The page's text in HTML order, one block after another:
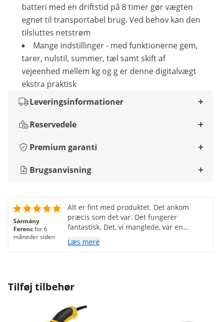
batteri med en driftstid på 8 timer gør vægten
egnet til transportabel brug. Ved behov kan den
tilsluttes netstrøm
Mange indstillinger - med funktionerne gem,
tarer, nulstil, summer, tæl samt skift af
vejeenhed mellem kg og g er denne digitalvægt
ekstra praktisk
Leveringsinformationer
Reservedele
Premium garanti
Brugsanvisning
Sármány
Ferencfor 6
måneder siden
Alt er fint med produktet. Det ankom
præcis som det var. Det fungerer
fantastisk. Det, vi manglede, var en
vedligeholdelsesmanual. Gå ikke hen til
Læs mere
Tilføj tilbehør